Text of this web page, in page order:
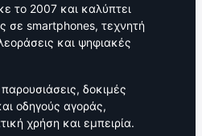
το 2007 και καλύπτει
σε smartphones, τεχνητή
και ψηφιακές
δοκιμές
οδηγούς αγοράς,
χρήση και εμπειρία.